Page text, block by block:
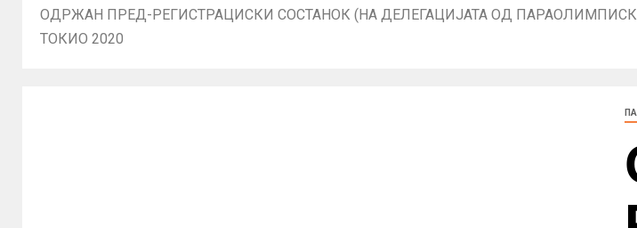
ОДРЖАН ПРЕД-РЕГИСТРАЦИСКИ СОСТАНОК (НА ДЕЛЕГАЦИЈАТА ОД
ТОКИО 2020